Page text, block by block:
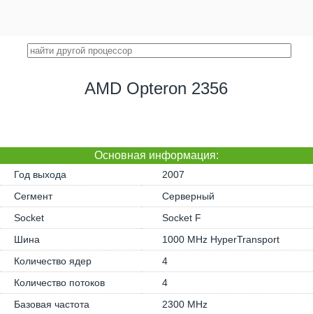
AMD Opteron 2356
Основная информация:
Год выхода
2007
Сегмент
Серверный
Socket
Socket F
Шина
1000 MHz HyperTransport
Количество ядер
4
Количество потоков
4
Базовая частота
2300 MHz